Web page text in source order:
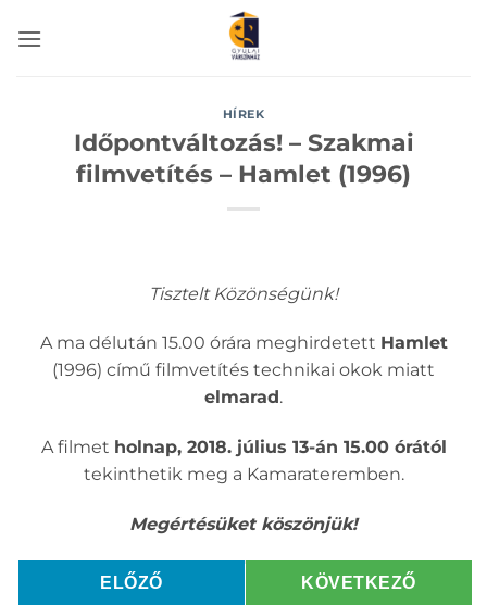
HÍREK
Időpontváltozás! – Szakmai
filmvetítés – Hamlet (1996)
Tisztelt Közönségünk!
A ma délután 15.00 órára meghirdetett Hamlet
(1996) című filmvetítés technikai okok miatt
elmarad .
A filmet holnap, 2018. július 13-án 15.00 órától
tekinthetik meg a Kamarateremben.
Megértésüket köszönjük!
ELŐZŐ KÖVETKEZŐ